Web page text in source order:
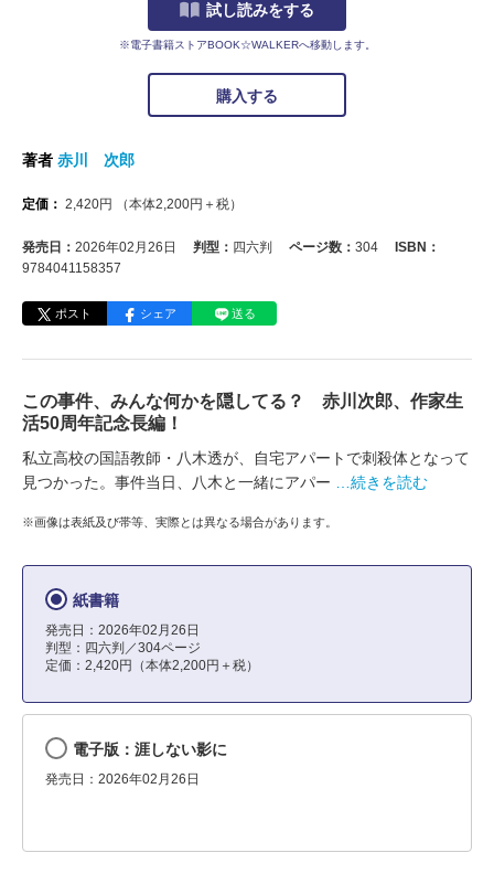
試し読みをする
※電子書籍ストアBOOK☆WALKERへ移動します。
購入する
著者 赤川 次郎
定価： 2,420円 （本体2,200円＋税）
発売日： 2026年02月26日 判型： 四六判 ページ数： 304
ISBN：
9784041158357
ポスト シェア 送る
この事件、みんな何かを隠してる？ 赤川次郎、作家生
活50周年記念長編！
私立高校の国語教師・八木透が、自宅アパートで刺殺体となって
見つかった。事件当日、八木と一緒にアパー
…続きを読む
※画像は表紙及び帯等、実際とは異なる場合があります。
紙書籍
発売日：2026年02月26日
判型：四六判／304ページ
定価：2,420円（本体2,200円＋税）
電子版：涯しない影に
発売日：2026年02月26日